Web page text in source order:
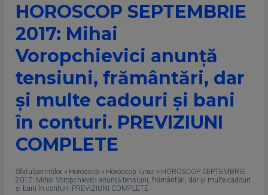
HOROSCOP SEPTEMBRIE
2017: Mihai
Voropchievici anunţă
tensiuni, frământări, dar
şi multe cadouri şi bani
în conturi. PREVIZIUNI
COMPLETE
Sfatulparintilor » Horoscop » Horoscop lunar » HOROSCOP SEPTEMBRIE
2017: Mihai Voropchievici anunţă tensiuni, frământări, dar şi multe cadouri
şi bani în conturi. PREVIZIUNI COMPLETE